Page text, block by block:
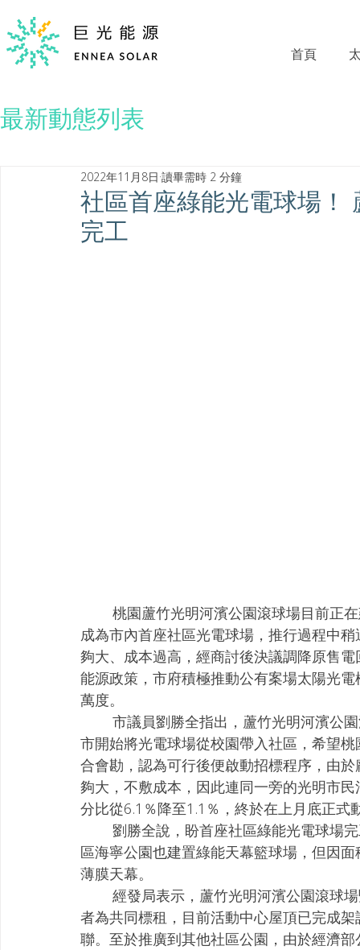
首頁
最新動態列表
社區首座綠能光電球場！
完工
2022年11月8日 讀畢需時 2 分鐘
成為市內首座社區光電球場，推行過程中
夠大、成本過高，經商討後決議調降原售
能源政策，市府積極推動公有案場太陽光
萬度。
市開始將光電球場從校園帶入社區，希望
合會勘，認為可行後便啟動招標程序，由
夠大，不敷成本，因此連同一旁的光明市
分比從6.1％降至1.1％，終於在上月底正式
區海寧公園也建置綠能天幕籃球場，但因
薄膜天幕。
者為共同標租，目前活動中心屋頂已完成
聯。至於推廣到其他社區公園，由於經濟